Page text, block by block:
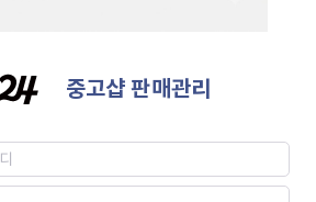
중고샵 판매관리